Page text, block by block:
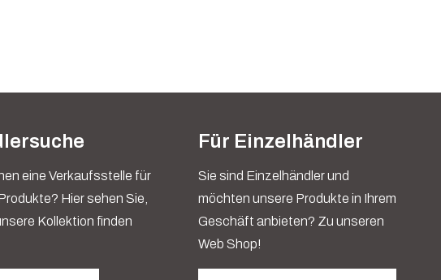
eine Verkaufsstelle für
Hier sehen Sie,
Kollektion finden
Für Einzelhändler
Sie sind Einzelhändler und
möchten unsere Produkte in Ihrem
Geschäft anbieten? Zu unseren
Web Shop!